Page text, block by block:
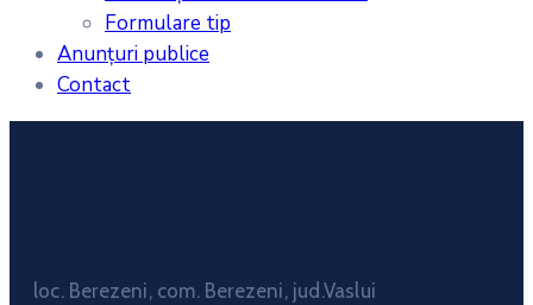
Formulare tip
Anunțuri publice
Contact
loc. Berezeni, com. Berezeni, jud.Vaslui